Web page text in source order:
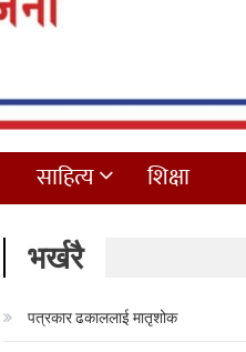
साहित्य शिक्षा
भर्खरै
पत्रकार ढकाललाई मातृशोक